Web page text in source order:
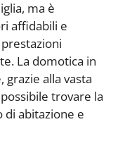
ma è
affidabili e
La domotica in
grazie alla vasta
trovare la
abitazione e